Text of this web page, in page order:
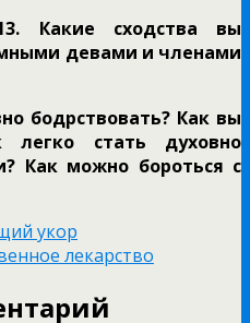
Какие сходства вы
девами и членами
бодрствовать? Как вы
легко стать духовно
Как можно бороться с
укор
лекарство